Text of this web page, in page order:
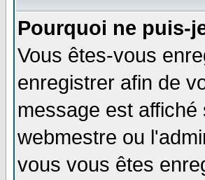
Pourquoi ne puis-
Vous êtes-vous
enregistrer afin de
message est
webmestre ou
vous vous êtes